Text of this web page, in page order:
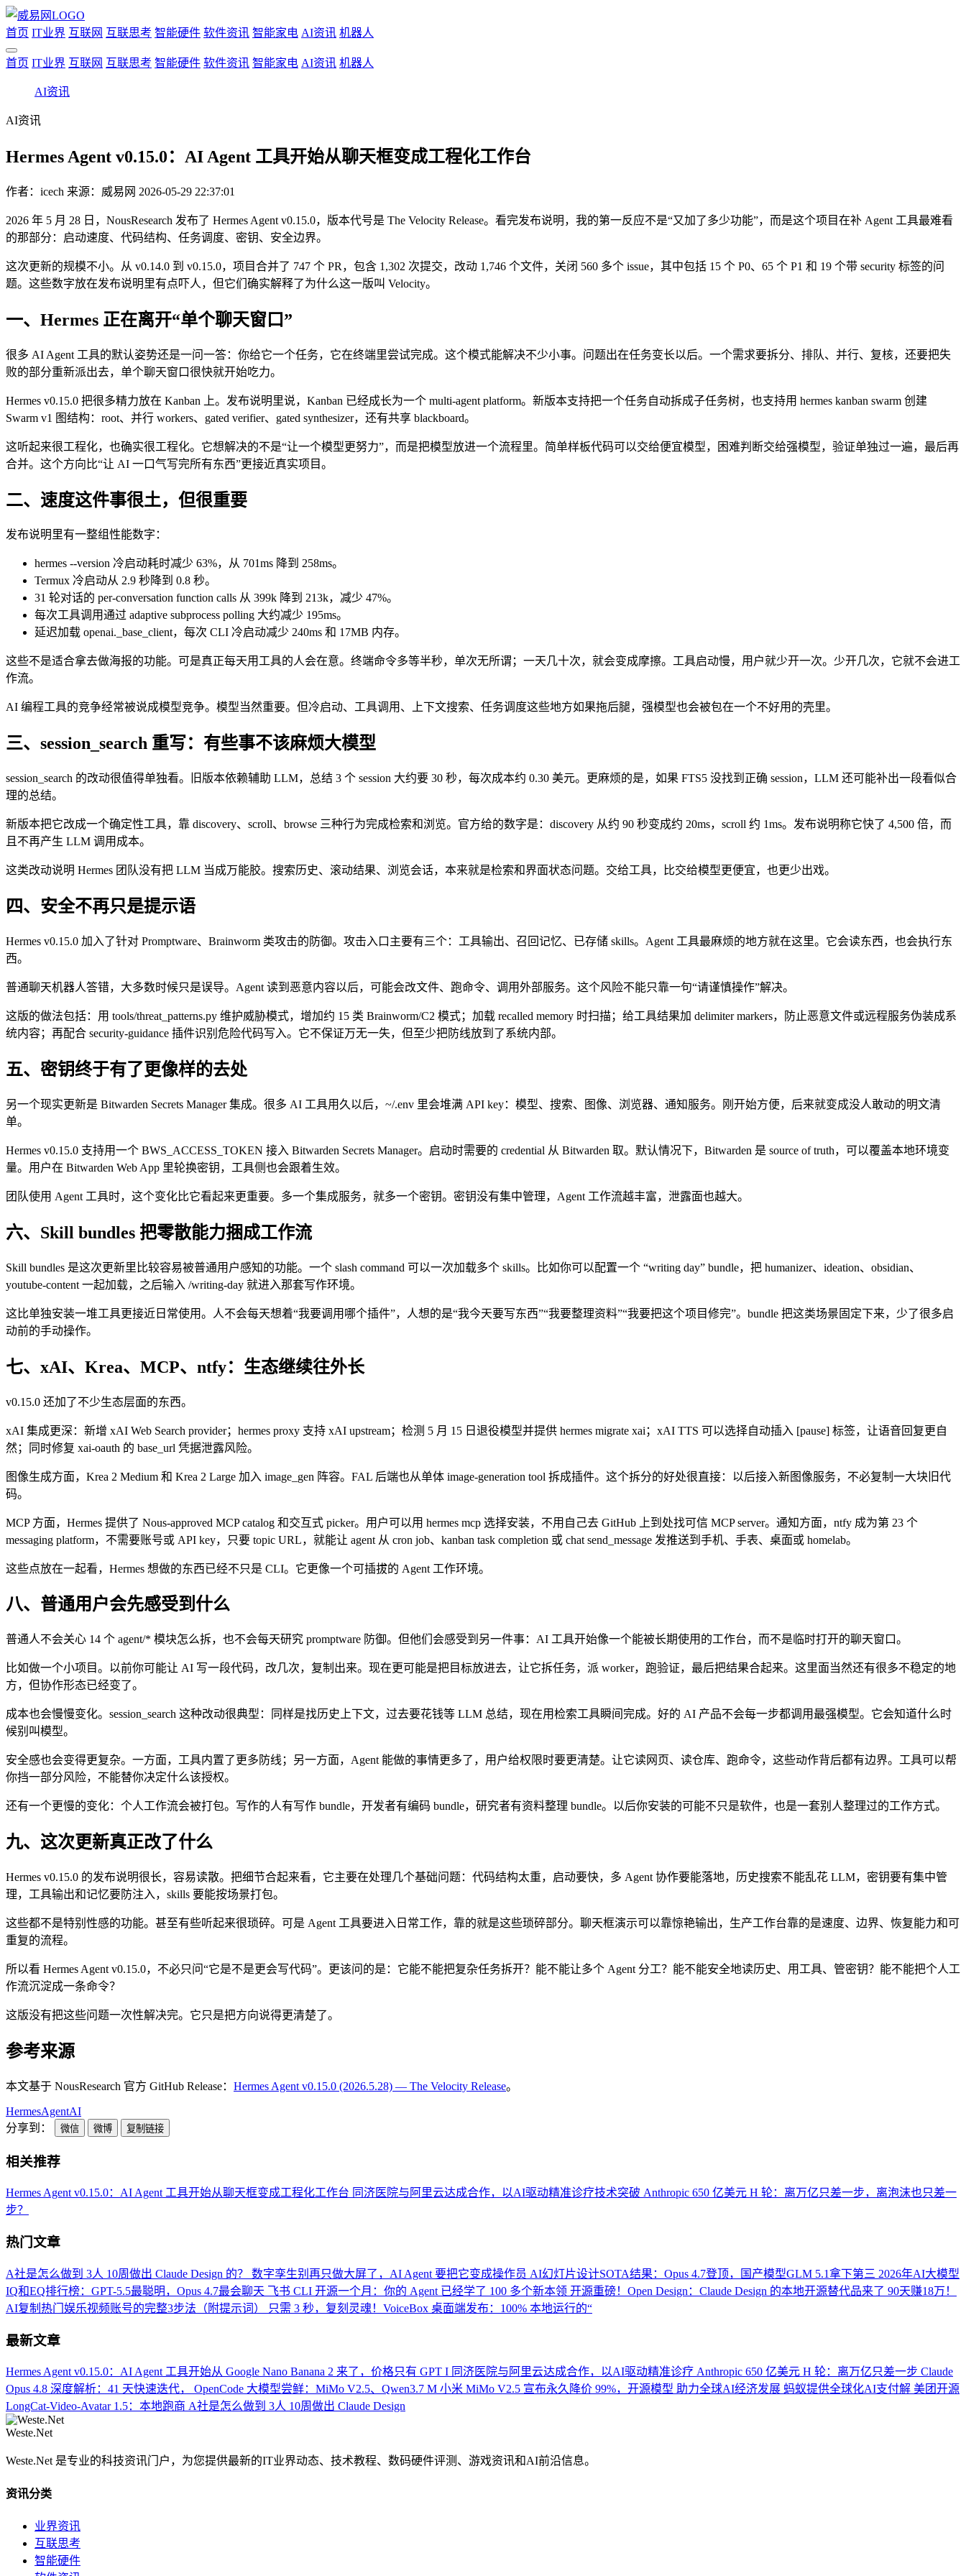
首页 IT业界 互联网 互联思考 智能硬件 软件资讯 智能家电 AI资讯 机器人
首页 IT业界 互联网 互联思考 智能硬件 软件资讯 智能家电 AI资讯 机器人
AI资讯
AI资讯
Hermes Agent v0.15.0：AI Agent 工具开始从聊天框变成工程化工作台
作者： icech 来源：威易网 2026-05-29 22:37:01
2026 年 5 月 28 日，NousResearch 发布了 Hermes Agent v0.15.0，版本代号是 The Velocity Release。看完发布说明，我的第一反应不是“又加了多少功能”，而是这个项目在补 Agent 工具最难看
的那部分：启动速度、代码结构、任务调度、密钥、安全边界。
这次更新的规模不小。从 v0.14.0 到 v0.15.0，项目合并了 747 个 PR，包含 1,302 次提交，改动 1,746 个文件，关闭 560 多个 issue，其中包括 15 个 P0、65 个 P1 和 19 个带 security 标签的问
题。这些数字放在发布说明里有点吓人，但它们确实解释了为什么这一版叫 Velocity。
一、Hermes 正在离开“单个聊天窗口”
很多 AI Agent 工具的默认姿势还是一问一答：你给它一个任务，它在终端里尝试完成。这个模式能解决不少小事。问题出在任务变长以后。一个需求要拆分、排队、并行、复核，还要把失
败的部分重新派出去，单个聊天窗口很快就开始吃力。
Hermes v0.15.0 把很多精力放在 Kanban 上。发布说明里说，Kanban 已经成长为一个 multi-agent platform。新版本支持把一个任务自动拆成子任务树，也支持用 hermes kanban swarm 创建
Swarm v1 图结构：root、并行 workers、gated verifier、gated synthesizer，还有共享 blackboard。
这听起来很工程化，也确实很工程化。它想解决的不是“让一个模型更努力”，而是把模型放进一个流程里。简单样板代码可以交给便宜模型，困难判断交给强模型，验证单独过一遍，最后再
合并。这个方向比“让 AI 一口气写完所有东西”更接近真实项目。
二、速度这件事很土，但很重要
发布说明里有一整组性能数字：
hermes --version 冷启动耗时减少 63%，从 701ms 降到 258ms。
Termux 冷启动从 2.9 秒降到 0.8 秒。
31 轮对话的 per-conversation function calls 从 399k 降到 213k，减少 47%。
每次工具调用通过 adaptive subprocess polling 大约减少 195ms。
延迟加载 openai._base_client，每次 CLI 冷启动减少 240ms 和 17MB 内存。
这些不是适合拿去做海报的功能。可是真正每天用工具的人会在意。终端命令多等半秒，单次无所谓；一天几十次，就会变成摩擦。工具启动慢，用户就少开一次。少开几次，它就不会进工
作流。
AI 编程工具的竞争经常被说成模型竞争。模型当然重要。但冷启动、工具调用、上下文搜索、任务调度这些地方如果拖后腿，强模型也会被包在一个不好用的壳里。
三、session_search 重写：有些事不该麻烦大模型
session_search 的改动很值得单独看。旧版本依赖辅助 LLM，总结 3 个 session 大约要 30 秒，每次成本约 0.30 美元。更麻烦的是，如果 FTS5 没找到正确 session，LLM 还可能补出一段看似合
理的总结。
新版本把它改成一个确定性工具，靠 discovery、scroll、browse 三种行为完成检索和浏览。官方给的数字是：discovery 从约 90 秒变成约 20ms，scroll 约 1ms。发布说明称它快了 4,500 倍，而
且不再产生 LLM 调用成本。
这类改动说明 Hermes 团队没有把 LLM 当成万能胶。搜索历史、滚动结果、浏览会话，本来就是检索和界面状态问题。交给工具，比交给模型更便宜，也更少出戏。
四、安全不再只是提示语
Hermes v0.15.0 加入了针对 Promptware、Brainworm 类攻击的防御。攻击入口主要有三个：工具输出、召回记忆、已存储 skills。Agent 工具最麻烦的地方就在这里。它会读东西，也会执行东
西。
普通聊天机器人答错，大多数时候只是误导。Agent 读到恶意内容以后，可能会改文件、跑命令、调用外部服务。这个风险不能只靠一句“请谨慎操作”解决。
这版的做法包括：用 tools/threat_patterns.py 维护威胁模式，增加约 15 类 Brainworm/C2 模式；加载 recalled memory 时扫描；给工具结果加 delimiter markers，防止恶意文件或远程服务伪装成系
统内容；再配合 security-guidance 插件识别危险代码写入。它不保证万无一失，但至少把防线放到了系统内部。
五、密钥终于有了更像样的去处
另一个现实更新是 Bitwarden Secrets Manager 集成。很多 AI 工具用久以后，~/.env 里会堆满 API key：模型、搜索、图像、浏览器、通知服务。刚开始方便，后来就变成没人敢动的明文清
单。
Hermes v0.15.0 支持用一个 BWS_ACCESS_TOKEN 接入 Bitwarden Secrets Manager。启动时需要的 credential 从 Bitwarden 取。默认情况下，Bitwarden 是 source of truth，可以覆盖本地环境变
量。用户在 Bitwarden Web App 里轮换密钥，工具侧也会跟着生效。
团队使用 Agent 工具时，这个变化比它看起来更重要。多一个集成服务，就多一个密钥。密钥没有集中管理，Agent 工作流越丰富，泄露面也越大。
六、Skill bundles 把零散能力捆成工作流
Skill bundles 是这次更新里比较容易被普通用户感知的功能。一个 slash command 可以一次加载多个 skills。比如你可以配置一个 “writing day” bundle，把 humanizer、ideation、obsidian、
youtube-content 一起加载，之后输入 /writing-day 就进入那套写作环境。
这比单独安装一堆工具更接近日常使用。人不会每天想着“我要调用哪个插件”，人想的是“我今天要写东西”“我要整理资料”“我要把这个项目修完”。bundle 把这类场景固定下来，少了很多启
动前的手动操作。
七、xAI、Krea、MCP、ntfy：生态继续往外长
v0.15.0 还加了不少生态层面的东西。
xAI 集成更深：新增 xAI Web Search provider；hermes proxy 支持 xAI upstream；检测 5 月 15 日退役模型并提供 hermes migrate xai；xAI TTS 可以选择自动插入 [pause] 标签，让语音回复更自
然；同时修复 xai-oauth 的 base_url 凭据泄露风险。
图像生成方面，Krea 2 Medium 和 Krea 2 Large 加入 image_gen 阵容。FAL 后端也从单体 image-generation tool 拆成插件。这个拆分的好处很直接：以后接入新图像服务，不必复制一大块旧代
码。
MCP 方面，Hermes 提供了 Nous-approved MCP catalog 和交互式 picker。用户可以用 hermes mcp 选择安装，不用自己去 GitHub 上到处找可信 MCP server。通知方面，ntfy 成为第 23 个
messaging platform，不需要账号或 API key，只要 topic URL，就能让 agent 从 cron job、kanban task completion 或 chat send_message 发推送到手机、手表、桌面或 homelab。
这些点放在一起看，Hermes 想做的东西已经不只是 CLI。它更像一个可插拔的 Agent 工作环境。
八、普通用户会先感受到什么
普通人不会关心 14 个 agent/* 模块怎么拆，也不会每天研究 promptware 防御。但他们会感受到另一件事：AI 工具开始像一个能被长期使用的工作台，而不是临时打开的聊天窗口。
比如做一个小项目。以前你可能让 AI 写一段代码，改几次，复制出来。现在更可能是把目标放进去，让它拆任务，派 worker，跑验证，最后把结果合起来。这里面当然还有很多不稳定的地
方，但协作形态已经变了。
成本也会慢慢变化。session_search 这种改动很典型：同样是找历史上下文，过去要花钱等 LLM 总结，现在用检索工具瞬间完成。好的 AI 产品不会每一步都调用最强模型。它会知道什么时
候别叫模型。
安全感也会变得更复杂。一方面，工具内置了更多防线；另一方面，Agent 能做的事情更多了，用户给权限时要更清楚。让它读网页、读仓库、跑命令，这些动作背后都有边界。工具可以帮
你挡一部分风险，不能替你决定什么该授权。
还有一个更慢的变化：个人工作流会被打包。写作的人有写作 bundle，开发者有编码 bundle，研究者有资料整理 bundle。以后你安装的可能不只是软件，也是一套别人整理过的工作方式。
九、这次更新真正改了什么
Hermes v0.15.0 的发布说明很长，容易读散。把细节合起来看，它主要在处理几个基础问题：代码结构太重，启动要快，多 Agent 协作要能落地，历史搜索不能乱花 LLM，密钥要有集中管
理，工具输出和记忆要防注入，skills 要能按场景打包。
这些都不是特别性感的功能。甚至有些听起来很琐碎。可是 Agent 工具要进入日常工作，靠的就是这些琐碎部分。聊天框演示可以靠惊艳输出，生产工作台靠的是速度、边界、恢复能力和可
重复的流程。
所以看 Hermes Agent v0.15.0，不必只问“它是不是更会写代码”。更该问的是：它能不能把复杂任务拆开？能不能让多个 Agent 分工？能不能安全地读历史、用工具、管密钥？能不能把个人工
作流沉淀成一条命令？
这版没有把这些问题一次性解决完。它只是把方向说得更清楚了。
参考来源
本文基于 NousResearch 官方 GitHub Release： Hermes Agent v0.15.0 (2026.5.28) — The Velocity Release。
HermesAgentAI
分享到：
微信 微博 复制链接
相关推荐
Hermes Agent v0.15.0：AI Agent 工具开始从聊天框变成工程化工作台 同济医院与阿里云达成合作，以AI驱动精准诊疗技术突破 Anthropic 650 亿美元 H 轮：离万亿只差一步，离泡沫也只差一
步？
热门文章
A社是怎么做到 3人 10周做出 Claude Design 的？ 数字孪生别再只做大屏了，AI Agent 要把它变成操作员 AI幻灯片设计SOTA结果：Opus 4.7登顶，国产模型GLM 5.1拿下第三 2026年AI大模型
IQ和EQ排行榜：GPT-5.5最聪明，Opus 4.7最会聊天 飞书 CLI 开源一个月：你的 Agent 已经学了 100 多个新本领 开源重磅！Open Design：Claude Design 的本地开源替代品来了 90天赚18万！
AI复制热门娱乐视频账号的完整3步法（附提示词）
只需 3 秒，复刻灵魂！VoiceBox 桌面端发布：100% 本地运行的“
最新文章
Hermes Agent v0.15.0：AI Agent 工具开始从 Google Nano Banana 2 来了，价格只有 GPT I 同济医院与阿里云达成合作，以AI驱动精准诊疗 Anthropic 650 亿美元 H 轮：离万亿只差一步 Claude
Opus 4.8 深度解析：41 天快速迭代，
OpenCode 大模型尝鲜：MiMo V2.5、Qwen3.7 M 小米 MiMo V2.5 宣布永久降价 99%，开源模型 助力全球AI经济发展 蚂蚁提供全球化AI支付解 美团开源
LongCat-Video-Avatar 1.5：本地跑商 A社是怎么做到 3人 10周做出 Claude Design
Weste.Net
Weste.Net 是专业的科技资讯门户，为您提供最新的IT业界动态、技术教程、数码硬件评测、游戏资讯和AI前沿信息。
资讯分类
业界资讯
互联思考
智能硬件